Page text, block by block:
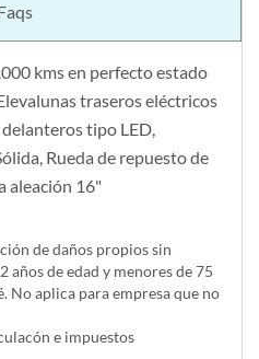
kms en perfecto estado
traseros eléctricos
tipo LED,
Rueda de repuesto de
aleación 16"
de daños propios sin
de edad y menores de 75
No aplica para empresa que no
e impuestos